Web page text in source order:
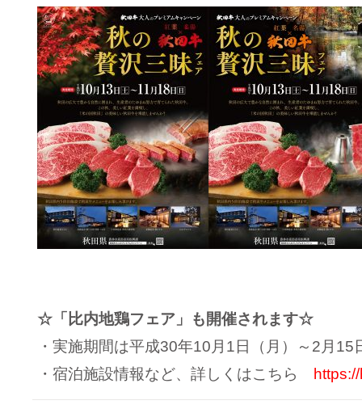
☆「比内地鶏フェア」も開催されます☆
・実施期間は平成30年10月1日（月）～2月15
・宿泊施設情報など、詳しくはこちら